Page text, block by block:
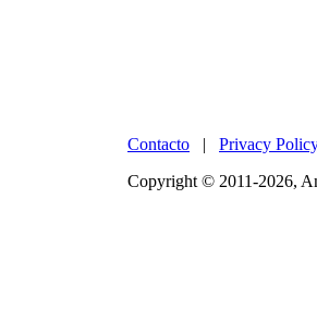
Contacto | Privacy
Copyright © 2011-2026,